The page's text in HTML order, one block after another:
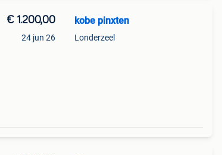
€ 1.200,00
24 jun 26
kobe pinxten
Londerzeel